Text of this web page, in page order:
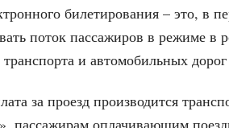
билетирования – это, в
поток пассажиров в режиме в
транспорта и автомобильных
за проезд производится